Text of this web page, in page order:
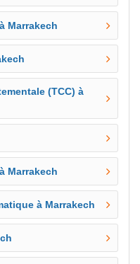
Marrakech
(TCC) à
Marrakech
à Marrakech